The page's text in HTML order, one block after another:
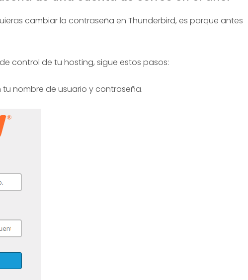
cambiar la contraseña en Thunderbird, es porque antes
control de tu hosting, sigue estos pasos:
tu nombre de usuario y contraseña.